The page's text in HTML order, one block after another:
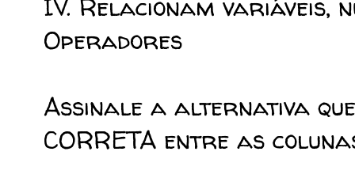
IV. Relacionam
Operadores
Assinale a alternativa
CORRETA entre as